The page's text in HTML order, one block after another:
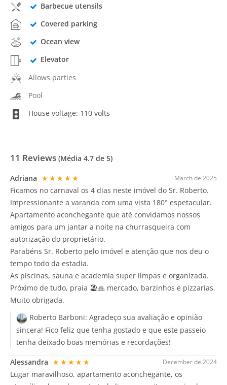
Barbecue utensils
Covered parking
Ocean view
Elevator
Allows parties
Pool
House voltage: 110 volts
11 Reviews (Média 4.7 de 5)
March de 2025
Adriana ★★★★★
Ficamos no carnaval os 4 dias neste imóvel do Sr. Roberto.
Impressionante a varanda com uma vista 180° espetacular.
Apartamento aconchegante que até convidamos nossos
amigos para um jantar a noite na churrasqueira com
autorização do proprietário.
Parabéns Sr. Roberto pelo imóvel e atenção que nos deu o
tempo todo da estadia.
As piscinas, sauna e academia super limpas e organizada.
Próximo de tudo, praia 🏖️🙏 mercado, barzinhos e pizzarias.
Muito obrigada.
Roberto Barboni: Agradeço sua avaliação e opinião
sincera! Fico feliz que tenha gostado e que este passeio
tenha deixado boas memórias e recordações!
December de 2024
Alessandra ★★★★★
Lugar maravilhoso, apartamento aconchegante, os